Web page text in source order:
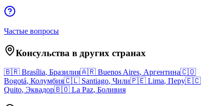
Частые вопросы
Консульства в других странах
🇧🇷 Brasília, Бразилия🇦🇷 Buenos Aires, Аргентина🇨🇴
Bogotá, Колумбия🇨🇱 Santiago, Чили🇵🇪 Lima, Перу🇪🇨
Quito, Эквадор🇧🇴 La Paz, Боливия